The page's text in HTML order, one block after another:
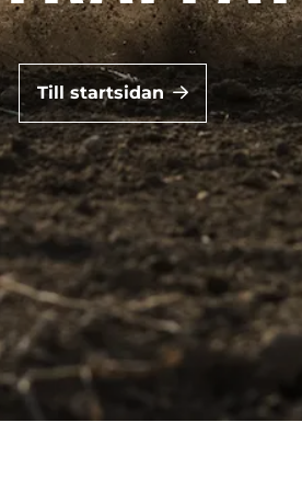
Till startsidan